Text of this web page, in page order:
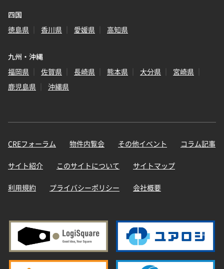
四国
徳島県
香川県 愛媛県 高知県
九州・沖縄
福岡県
佐賀県 長崎県 熊本県 大分県
宮崎県
鹿児島県
沖縄県
CREフォーラム 物件内覧会 その他イベント コラム記事
サイト紹介 このサイトについて サイトマップ
利用規約 プライバシーポリシー 会社概要